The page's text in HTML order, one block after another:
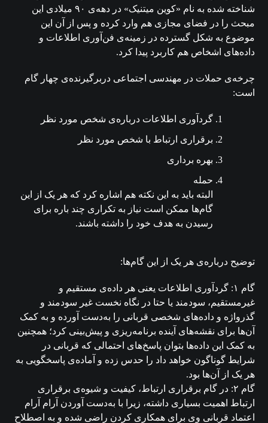
شناخته شده به نام «کوین میتنیک» در دهه‌ی ۹۰ میلادی این
مبحث را در فضای مجازی هم وارد کرده و پس از آن این
موضوع به شکل گسترده در زمینه‌ی فن‌آوری اطلاعات و
داده‌های اشخاص هم کاربرد پیدا کرد.
چرخه‌ی حملات در مهندسی اجتماعی دربرگیرنده‌ی چهار گام
است:
گردآوری اطلاعات درباره‌ی شخص مورد نظر
برقراری ارتباط با شخص مورد نظر
بهره برداری
حمله
البته باید به این نکته هم اشاره کرد که هر یک از این
گام‌ها ممکن است نیاز به تکراری چند باره برای
رسیدن به هدف خود را داشته باشند.
توضیح درباره‌ی هر یک از این گام‌ها:
گام ۱: گردآوری اطلاعات یعنی هر داده‌ی مستقیم و
غیرمستقیم، سودمند یا حتا در نگاه نخست غیر سودمند و
گذرواژه و داده‌های شخصی قربانی را به‌دست آورده و به کمک
آن‌ها برای نقشه‌های آینده برنامه‌ریزی و پیش‌بینی کرد؛ همچنین
به کمک این داده‌ها بتوان پاسخ‌های احتمالی که قربانی در
شرایط گوناگون خواهد داد را حدس زده و آماده‌ی پاسخگویی به
هر یک از آن‌ها بود.
گام ۲: در گام برقراری ارتباط، کیفیت و شیوه‌ی برقراری
ارتباط اهمیت بسیاری داشته، زیرا با به‌دست آوردن آرام آرام
اعتماد قربانی وی برای همکاری کردن راضی شده و به اصطلاح